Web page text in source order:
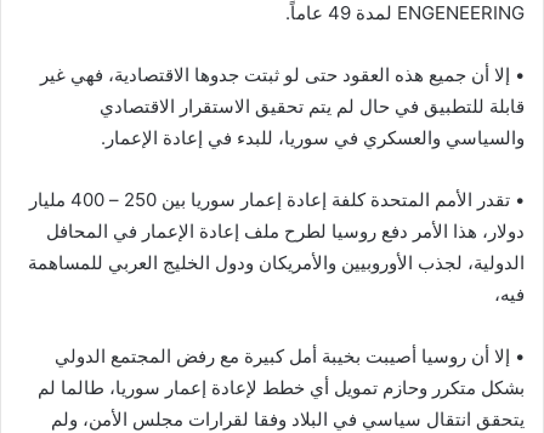
ENGENEERING لمدة 49 عاماً.
• إلا أن جميع هذه العقود حتى لو ثبتت جدوها الاقتصادية، فهي غير
قابلة للتطبيق في حال لم يتم تحقيق الاستقرار الاقتصادي
والسياسي والعسكري في سوريا، للبدء في إعادة الإعمار.
• تقدر الأمم المتحدة كلفة إعادة إعمار سوريا بين 250 – 400 مليار
دولار، هذا الأمر دفع روسيا لطرح ملف إعادة الإعمار في المحافل
الدولية، لجذب الأوروبيين والأمريكان ودول الخليج العربي للمساهمة
فيه،
• إلا أن روسيا أصيبت بخيبة أمل كبيرة مع رفض المجتمع الدولي
بشكل متكرر وحازم تمويل أي خطط لإعادة إعمار سوريا، طالما لم
يتحقق انتقال سياسي في البلاد وفقا لقرارات مجلس الأمن، ولم